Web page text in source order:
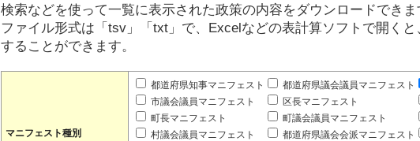
検索などを使って一覧に表示された政策の内容をダウンロードできま
ファイル形式は「tsv」「txt」で、Excelなどの表計算ソフトで開く
することができます。
マニフェスト種別
都道府県知事マニフェスト 都道府県議会議員マニフェスト
市議会議員マニフェスト
区長マニフェスト
町長マニフェスト
町議会議員マニフェスト
村議会議員マニフェスト
都道府県議会会派マニフェスト